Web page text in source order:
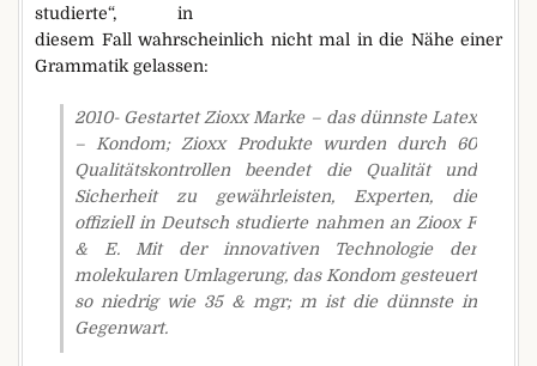
studierte“, in
diesem Fall wahrscheinlich nicht mal in die Nähe einer
Grammatik gelassen:
2010- Gestartet Zioxx Marke – das dünnste Latex
– Kondom; Zioxx Produkte wurden durch 60
Qualitätskontrollen beendet die Qualität und
Sicherheit zu gewährleisten, Experten, die
offiziell in Deutsch studierte nahmen an Zioox F
& E. Mit der innovativen Technologie der
molekularen Umlagerung, das Kondom gesteuert
so niedrig wie 35 & mgr; m ist die dünnste in
Gegenwart.